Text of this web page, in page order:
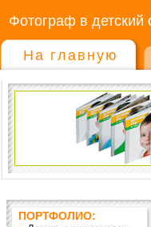
Фотограф в детский
На главную
ПОРТФОЛИО: